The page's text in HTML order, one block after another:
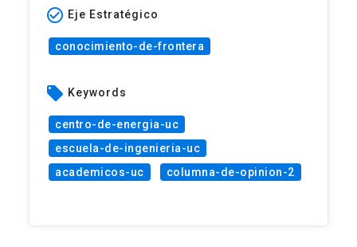
check_circle_outline Eje Estratégico
conocimiento-de-frontera
local_offer Keywords
centro-de-energia-uc
escuela-de-ingenieria-uc
academicos-uc
columna-de-opinion-2